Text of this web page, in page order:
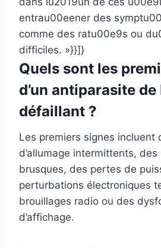
entrau00eener des
comme des ratu00e9s ou
difficiles. »}}]}
Quels sont les
d’un antiparasite
défaillant ?
Les premiers signes incluent
d’allumage intermittents,
brusques, des pertes de
perturbations électroniques
brouillages radio ou des
d’affichage.